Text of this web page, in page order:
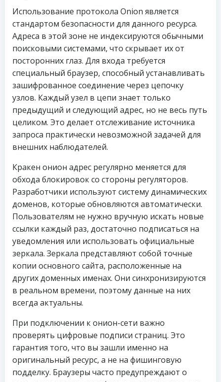
Использование протокола Onion является
стандартом безопасности для данного ресурса.
Адреса в этой зоне не индексируются обычными
поисковыми системами, что скрывает их от
посторонних глаз. Для входа требуется
специальный браузер, способный устанавливать
зашифрованное соединение через цепочку
узлов. Каждый узел в цепи знает только
предыдущий и следующий адрес, но не весь путь
целиком. Это делает отслеживание источника
запроса практически невозможной задачей для
внешних наблюдателей.
Кракен онион адрес регулярно меняется для
обхода блокировок со стороны регуляторов.
Разработчики используют систему динамических
доменов, которые обновляются автоматически.
Пользователям не нужно вручную искать новые
ссылки каждый раз, достаточно подписаться на
уведомления или использовать официальные
зеркала. Зеркала представляют собой точные
копии основного сайта, расположенные на
других доменных именах. Они синхронизируются
в реальном времени, поэтому данные на них
всегда актуальны.
При подключении к онион-сети важно
проверять цифровые подписи страниц. Это
гарантия того, что вы зашли именно на
оригинальный ресурс, а не на фишинговую
подделку. Браузеры часто предупреждают о